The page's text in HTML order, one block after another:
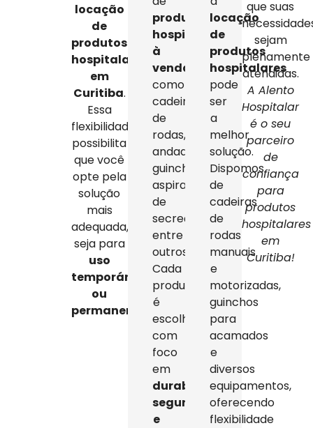
locação
de
produtos
hospitalares
em
Curitiba.
Essa
flexibilidade
possibilita
que você
opte pela
solução
mais
adequada,
seja para
uso
temporário
ou
permanente
produtos
hospitalares
à
venda
como
cadeiras
de
rodas,
andadores,
guinchos,
aspiradores
de
secreção,
entre
outros.
Cada
produto
é
escolhido
com
foco
em
durabilidade,
segurança
e
locação
de
produtos
hospitalares
pode
ser
a
melhor
solução.
Dispomos
de
cadeiras
de
rodas
manuais
e
motorizadas,
guinchos
para
acamados
e
diversos
equipamentos,
oferecendo
flexibilidade
que suas
sejam
plenamente
atendidas.
A Alento
Hospitalar
é o seu
parceiro
de
confiança
para
produtos
hospitalares
em
Curitiba!